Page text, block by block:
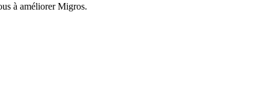
à améliorer Migros.